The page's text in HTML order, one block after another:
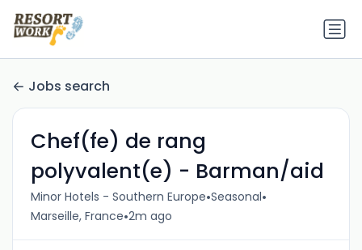
Jobs search
Chef(fe) de rang
polyvalent(e) - Barman/aid
Minor Hotels - Southern Europe•Seasonal•
Marseille, France•2m ago